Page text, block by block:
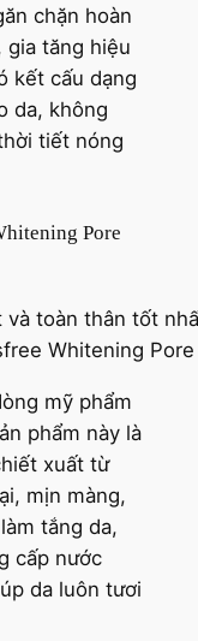
chặn hoàn
gia tăng hiệu
kết cấu dạng
da, không
tiết nóng
Pore
Whitening
mỹ phẩm
phẩm này là
xuất từ
mịn màng,
tắng da,
cấp nước
da luôn tươi